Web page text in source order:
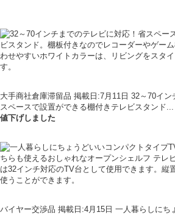
大手商社倉庫滞留品 掲載日:7月11日 32～70イン
スペースで設置ができる棚付きテレビスタンド...
値下げしました
バイヤー交渉品 掲載日:4月15日 一人暮らしにち